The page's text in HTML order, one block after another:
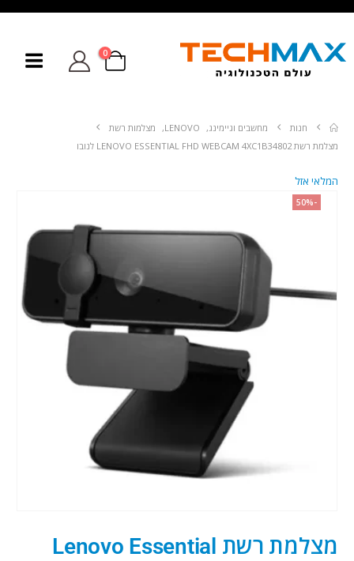
0
חנות מחשבים וגיימינג,
LENOVO
,
מצלמות רשת
מצלמת רשת LENOVO ESSENTIAL FHD WEBCAM 4XC1B34802 לנובו
-50%
המלאי אזל
מצלמת רשת Lenovo Essential